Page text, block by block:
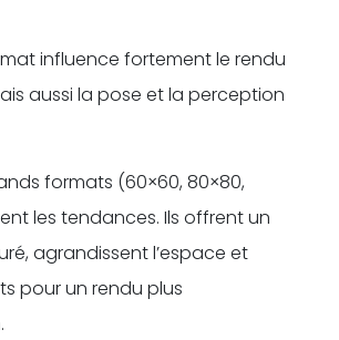
influence fortement le rendu
aussi la pose et la perception
formats (60×60, 80×80,
les tendances. Ils offrent un
agrandissent l’espace et
pour un rendu plus